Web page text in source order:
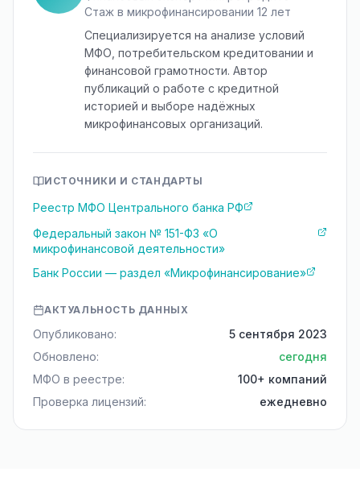
Стаж в микрофинансировании 12 лет
Специализируется на анализе условий
МФО, потребительском кредитовании и
финансовой грамотности. Автор
публикаций о работе с кредитной
историей и выборе надёжных
микрофинансовых организаций.
ИСТОЧНИКИ И СТАНДАРТЫ
Реестр МФО Центрального банка РФ
Федеральный закон № 151-ФЗ «О
микрофинансовой деятельности»
Банк России — раздел «Микрофинансирование»
АКТУАЛЬНОСТЬ ДАННЫХ
Опубликовано:
5 сентября 2023
Обновлено:
сегодня
МФО в реестре:
100+ компаний
Проверка лицензий:
ежедневно